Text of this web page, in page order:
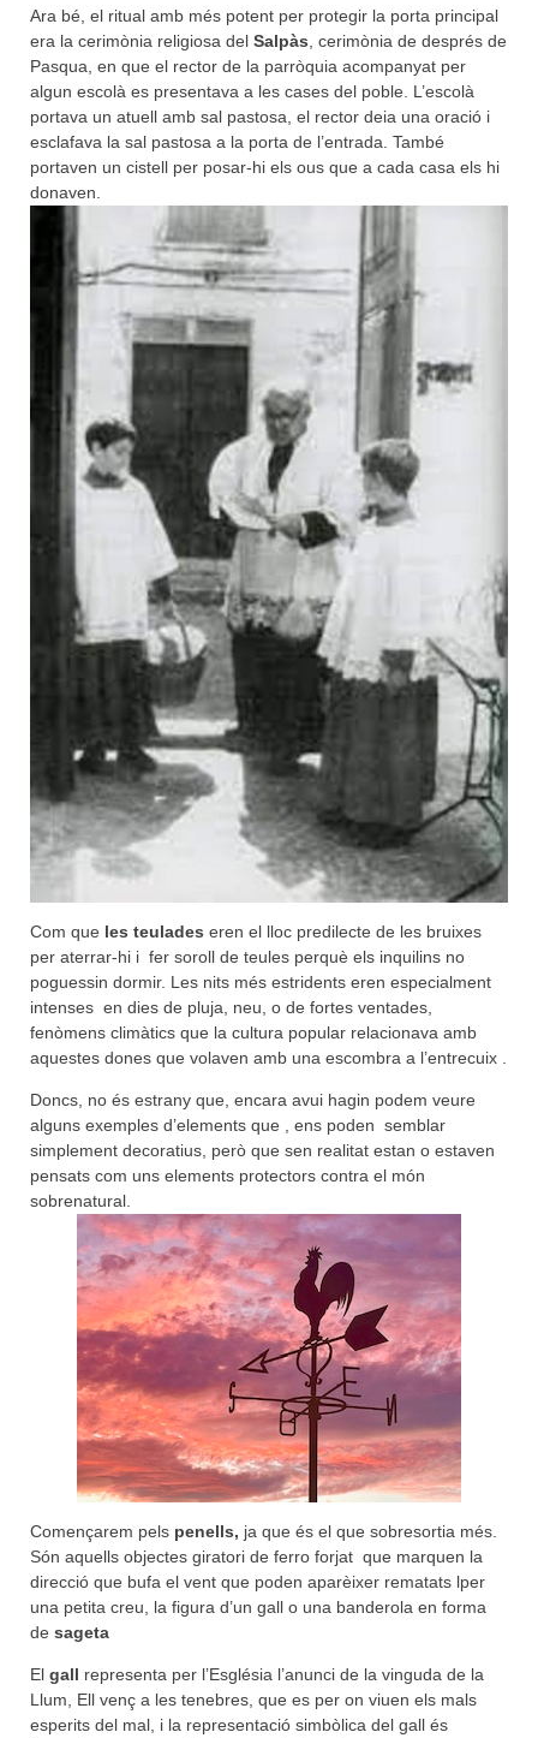
Ara bé, el ritual amb més potent per protegir la porta principal
era la cerimònia religiosa del Salpàs , cerimònia de després de
Pasqua, en que el rector de la parròquia acompanyat per
algun escolà es presentava a les cases del poble. L’escolà
portava un atuell amb sal pastosa, el rector deia una oració i
esclafava la sal pastosa a la porta de l’entrada. També
portaven un cistell per posar-hi els ous que a cada casa els hi
donaven.
Com que les teulades eren el lloc predilecte de les bruixes
per aterrar-hi i fer soroll de teules perquè els inquilins no
poguessin dormir. Les nits més estridents eren especialment
intenses en dies de pluja, neu, o de fortes ventades,
fenòmens climàtics que la cultura popular relacionava amb
aquestes dones que volaven amb una escombra a l’entrecuix .
Doncs, no és estrany que, encara avui hagin podem veure
alguns exemples d’elements que , ens poden semblar
simplement decoratius, però que sen realitat estan o estaven
pensats com uns elements protectors contra el món
sobrenatural.
Començarem pels penells, ja que és el que sobresortia més.
Són aquells objectes giratori de ferro forjat que marquen la
direcció que bufa el vent que poden aparèixer rematats lper
una petita creu, la figura d’un gall o una banderola en forma
de sageta
El gall representa per l’Església l’anunci de la vinguda de la
Llum, Ell venç a les tenebres, que es per on viuen els mals
esperits del mal, i la representació simbòlica del gall és